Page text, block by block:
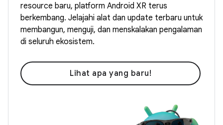
resource baru, platform Android XR terus
berkembang. Jelajahi alat dan update terbaru untuk
membangun, menguji, dan menskalakan pengalaman
di seluruh ekosistem.
Lihat apa yang baru!